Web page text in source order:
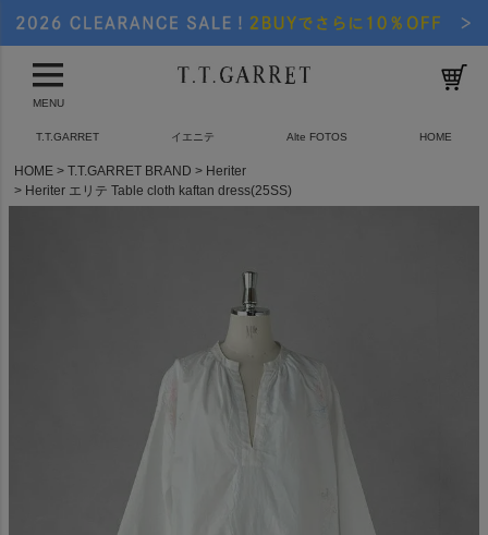
MENU
T.T.GARRET イエニテ Alte FOTOS HOME
HOME T.T.GARRET BRAND
Heriter
Heriter エリテ Table cloth kaftan dress(25SS)